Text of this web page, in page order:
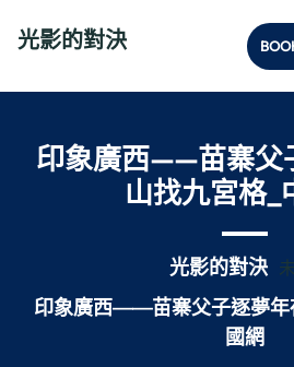
光影的對決
印象廣西——苗寨父
山找九宮格_
光影的對決
印象廣西——苗寨父子逐夢年
國網